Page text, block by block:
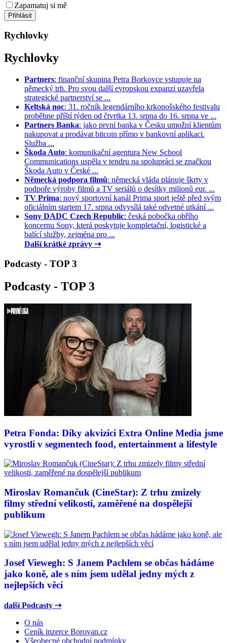
Zapamatuj si mě
Rychlovky
Rychlovky
Partners: finanční skupina Petra Borkovce vstupuje na
německý trh. Pro svou další evropskou expanzi uzavřela
strategické partnerství se ...
Keltská noc: 31. ročník legendárního krkonošského festivalu
proběhne příští týden od čtvrtka 13. srpna do 16. srpna ve ...
Partners Banka: jako první banka v Česku umožní klientům
nakupovat a prodávat bitcoin přímo v bankovní aplikaci.
Služba ...
Škoda Auto: komunikační agentura New School
Communications uspěla v tendru na spolupráci se značkou
Škoda Auto v České ...
Německá podpora filmů: německá vláda plánuje škrty v
podpoře výroby filmů a TV seriálů o desítky milionů eur. ...
TV Prima: nový sportovní kanál Prima sport ještě před svým
oficiálním startem 17. srpna odvysílá také odvetné utkání ...
Sony DADC Czech Republic: česká pobočka obřího
koncernu Sony, která poskytuje kompletační, logistické a
balící služby, zejména pro ...
Další krátké zprávy ⇢
Podcasty - TOP 3
Podcasty - TOP 3
Petra Fonda: Díky akvizici Extra Online Media jsme
vyrostli v segmentech food, entertainment a lifestyle
Miroslav Romančuk (CineStar): Z trhu zmizely
filmy střední velikosti, zaměřené na dospělejší
publikum
Josef Viewegh: S Janem Pachlem se občas hádáme
jako koně, ale s ním jsem udělal jedny mých z
nejlepších věcí
další Podcasty ⇢
O nás
Ceník inzerce Borovan.cz
Všeobecné obchodní podmínky